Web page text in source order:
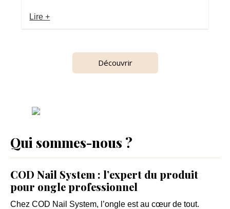
Lire +
Découvrir
Qui sommes-nous ?
COD Nail System : l’expert du produit
pour ongle professionnel
Chez COD Nail System, l’ongle est au cœur de tout.